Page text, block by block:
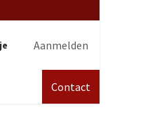
Aanmelden
Contact